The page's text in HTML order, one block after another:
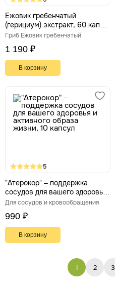
Ежовик гребенчатый
(герициум) экстракт, 60 капс
*400 мг
Гриб Ежовик гребенчатый
1 190 ₽
В корзину
5
"Атерокор" – поддержка
сосудов для вашего здоровья
и активного образа жизни, 10
Для сосудов и кровообращения
990 ₽
В корзину
1 2 3